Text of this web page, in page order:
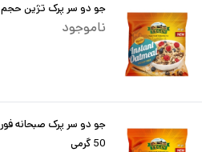
جو دو سر پرک تژین حجم 1 کیلوگرم
ناموجود
50 گرمی